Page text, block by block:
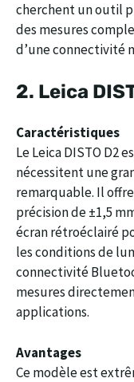
cherchent un outil
des mesures
d’une connectivité
2. Leica
Caractéristiques
Le Leica DISTO D2
nécessitent une
remarquable. Il
précision de ±1,5
écran rétroéclairé
les conditions de
connectivité
mesures
applications.
Avantages
Ce modèle est